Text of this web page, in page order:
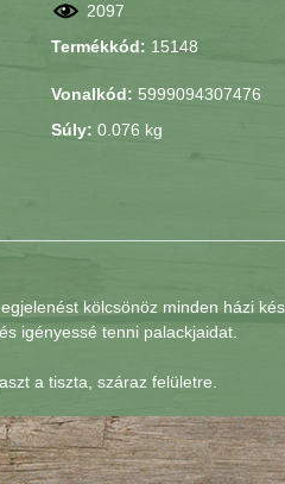
2097
Termékkód: 15148
Vonalkód: 5999094307476
Súly: 0.076 kg
kölcsönöz minden házi
igényessé tenni palackjaidat.
a tiszta, száraz felületre.